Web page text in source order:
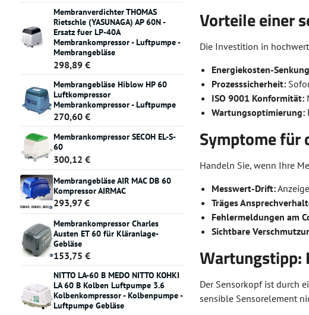
Vorteile einer
Die Investition in
Energiekosten-
Prozesssicherheit:
ISO 9001 Konformität:
Wartungsoptimierung:
Symptome für
Handeln Sie, wenn Ihre
Messwert-Drift:
Träges
Fehlermeldungen am
Sichtbare
Wartungstipp:
Der Sensorkopf ist durch
sensible Sensorelement
Membranverdichter THOMAS
Rietschle (YASUNAGA) AP 60N -
Ersatz fuer LP-40A
Membrankompressor - Luftpumpe -
Membrangebläse
298,89 €
Membrangebläse Hiblow HP 60
Luftkompressor
Membrankompressor - Luftpumpe
270,60 €
Membrankompressor SECOH EL-S-
60
300,12 €
Membrangebläse AIR MAC DB 60
Kompressor AIRMAC
293,97 €
Membrankompressor Charles
Austen ET 60 für Kläranlage-
Gebläse
153,75 €
NITTO LA-60 B MEDO NITTO KOHKI
LA 60 B Kolben Luftpumpe 3.6
Kolbenkompressor - Kolbenpumpe -
Luftpumpe Gebläse